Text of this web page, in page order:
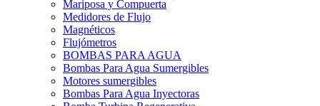
Mariposa y Compuerta
Medidores de Flujo
Magnéticos
Flujómetros
BOMBAS PARA AGUA
Bombas Para Agua Sumergibles
Motores sumergibles
Bombas Para Agua Inyectoras